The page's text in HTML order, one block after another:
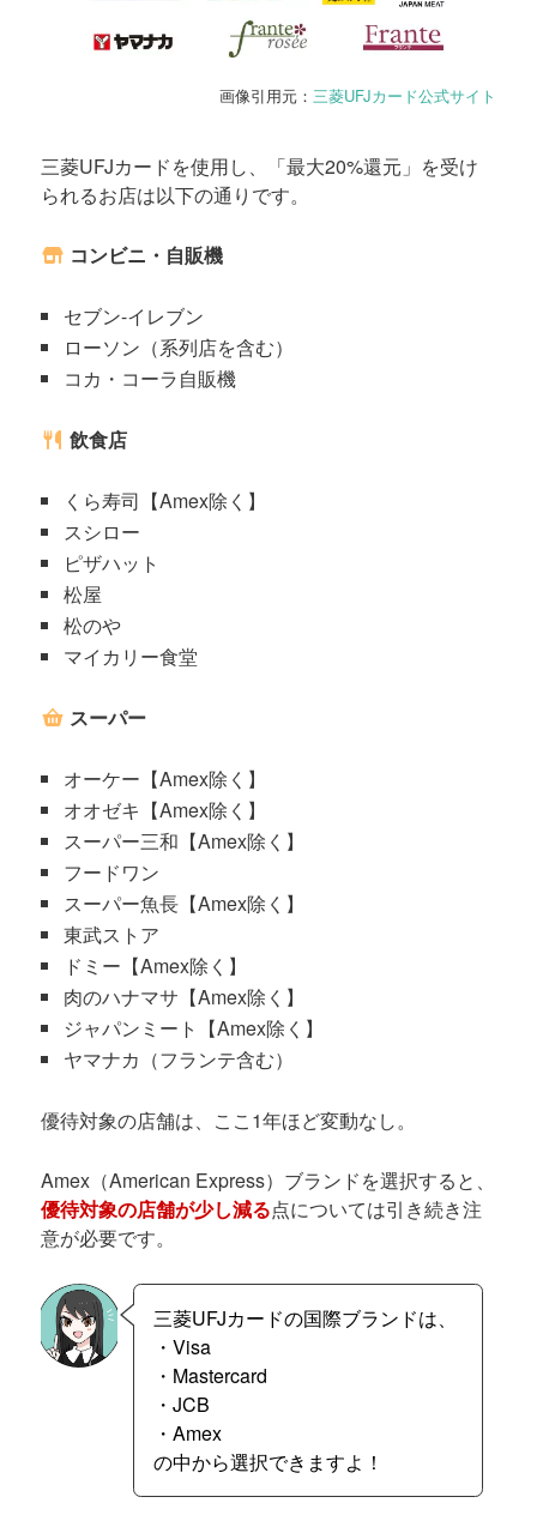
画像引用元： 三菱UFJカード公式サイト
三菱UFJカードを使用し、「最大20%還元」を受け
られるお店は以下の通りです。
コンビニ・自販機
セブン-イレブン
ローソン（系列店を含む）
コカ・コーラ自販機
飲食店
くら寿司【Amex除く】
スシロー
ピザハット
松屋
松のや
マイカリー食堂
スーパー
オーケー【Amex除く】
オオゼキ【Amex除く】
スーパー三和【Amex除く】
フードワン
スーパー魚長【Amex除く】
東武ストア
ドミー【Amex除く】
肉のハナマサ【Amex除く】
ジャパンミート【Amex除く】
ヤマナカ（フランテ含む）
優待対象の店舗は、ここ1年ほど変動なし。
Amex（American Express）ブランドを選択すると、
優待対象の店舗が少し減る点については引き続き注
意が必要です。
三菱UFJカードの国際ブランドは、
・Visa
・Mastercard
・JCB
・Amex
の中から選択できますよ！